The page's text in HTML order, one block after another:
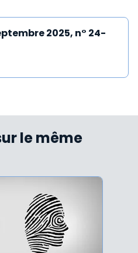
2025, n° 24-
le même